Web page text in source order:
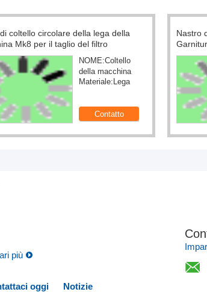
di Rod Forming 22mm MK8 MK9
del tabacco per la fabbricazione
macchina
Spessore:0.50 -
0,71 millimetro o
abitudini
Macchina:KDF2
più
oggi Notizie